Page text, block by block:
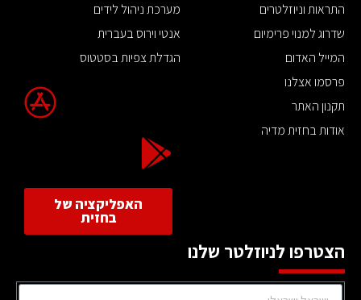
התראות וניוזלטרים
שדרוג למנוי פרימיום
המייל האדום
פרסמו אצלנו
תקנון האתר
אודות בחזית מדיה
מערכת ניהול לידים
אנטי וירוס בעברית
הגדלת צפיות בסטטוס
האפליקציה של
בחזית
הצטרפו לניוזלטר שלנו